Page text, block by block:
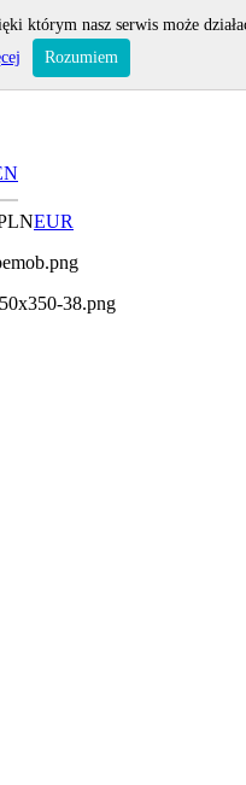
EUR
którym nasz serwis może
Rozumiem